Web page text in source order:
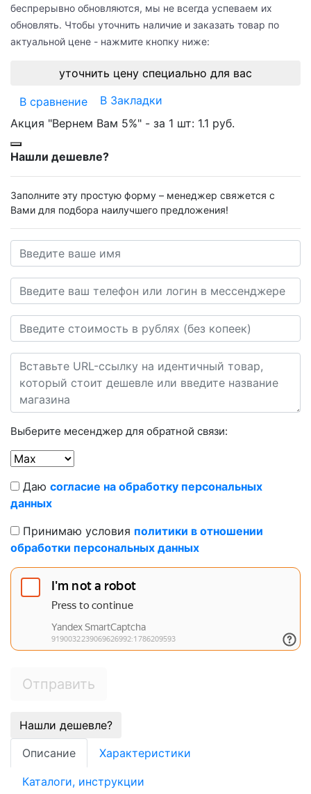
беспрерывно обновляются, мы не всегда успеваем их
обновлять. Чтобы уточнить наличие и заказать товар по
актуальной цене - нажмите кнопку ниже:
уточнить цену специально для вас
В сравнение
В Закладки
Акция "Вернем Вам 5%" - за 1 шт: 1.1 руб.
Нашли дешевле?
Заполните эту простую форму – менеджер свяжется с
Вами для подбора наилучшего предложения!
Выберите месенджер для обратной связи:
Даю согласие на обработку персональных
данных
Принимаю условия политики в отношении
обработки персональных данных
Отправить
Нашли дешевле?
Описание
Характеристики
Каталоги, инструкции